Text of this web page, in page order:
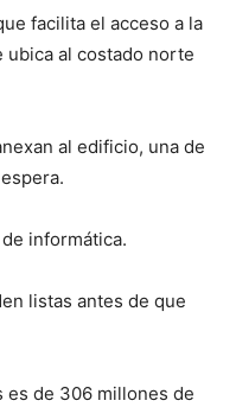
facilita el acceso a la
ubica al costado norte
al edificio, una de
informática.
listas antes de que
es de 306 millones de